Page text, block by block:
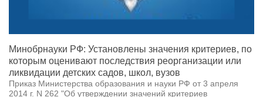
Минобрнауки РФ: Установлены значения критериев, по
которым оценивают последствия реорганизации или
ликвидации детских садов, школ, вузов
Приказ Министерства образования и науки РФ от 3 апреля
2014 г. N 262 "Об утверждении значений критериев